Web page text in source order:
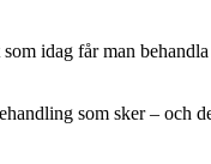
idag får man
som sker – och